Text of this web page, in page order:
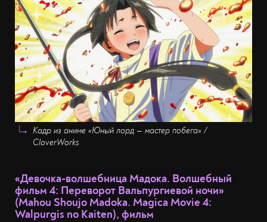
Кадр из аниме «Юный лорд — мастер побега» /
CloverWorks
«Девочка-волшебница Мадока. Волшебный
фильм 4: Переворот Вальпургиевой ночи»
(Mahou Shoujo Madoka. Magica Movie 4:
Walpurgis no Kaiten), фильм